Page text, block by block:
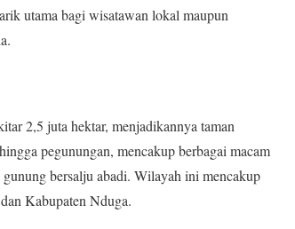
utama bagi wisatawan lokal maupun
2,5 juta hektar, menjadikannya taman
pegunungan, mencakup berbagai macam
bersalju abadi. Wilayah ini mencakup
Kabupaten Nduga.